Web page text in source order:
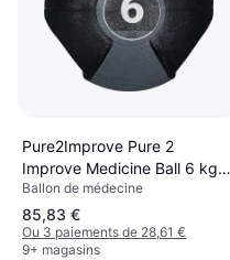
Pure2Improve Pure 2
Improve Medicine Ball 6 kg
Wall Ball
Ballon de médecine
85,83 €
Ou 3 paiements de 28,61 €
9+ magasins